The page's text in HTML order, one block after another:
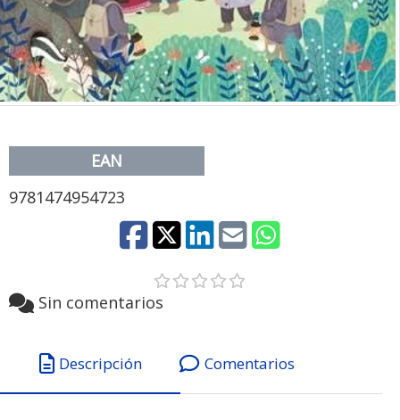
EAN
9781474954723
Sin comentarios
Descripción Comentarios